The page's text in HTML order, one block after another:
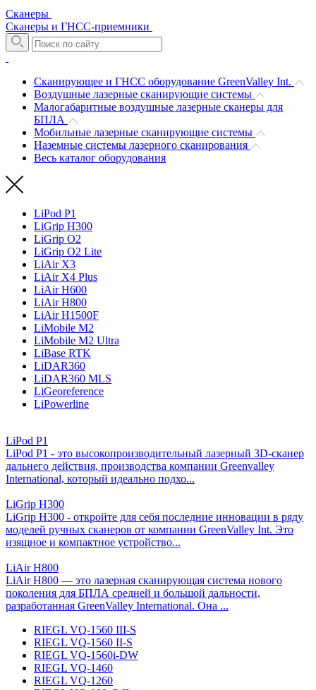
Сканеры
Сканеры и ГНСС-приемники
Сканирующее и ГНСС оборудование GreenValley Int.
Воздушные лазерные сканирующие системы
Малогабаритные воздушные лазерные сканеры для
БПЛА
Мобильные лазерные сканирующие системы
Наземные системы лазерного сканирования
Весь каталог оборудования
LiPod P1
LiGrip H300
LiGrip O2
LiGrip O2 Lite
LiAir X3
LiAir X4 Plus
LiAir H600
LiAir H800
LiAir H1500F
LiMobile M2
LiMobile M2 Ultra
LiBase RTK
LiDAR360
LiDAR360 MLS
LiGeoreference
LiPowerline
LiPod P1
LiPod P1 - это высокопроизводительный лазерный 3D-сканер
дальнего действия, производства компании Greenvalley
International, который идеально подхо...
LiGrip H300
LiGrip H300 - откройте для себя последние инновации в ряду
моделей ручных сканеров от компании GreenValley Int. Это
изящное и компактное устройство...
LiAir H800
LiAir H800 — это лазерная сканирующая система нового
поколения для БПЛА средней и большой дальности,
разработанная GreenValley International. Она ...
RIEGL VQ-1560 III-S
RIEGL VQ-1560 II-S
RIEGL VQ-1560i-DW
RIEGL VQ-1460
RIEGL VQ-1260